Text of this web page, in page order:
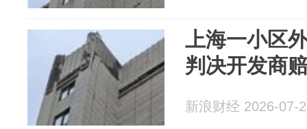
上海一小区
判决开发商
新浪财经 2026-07-